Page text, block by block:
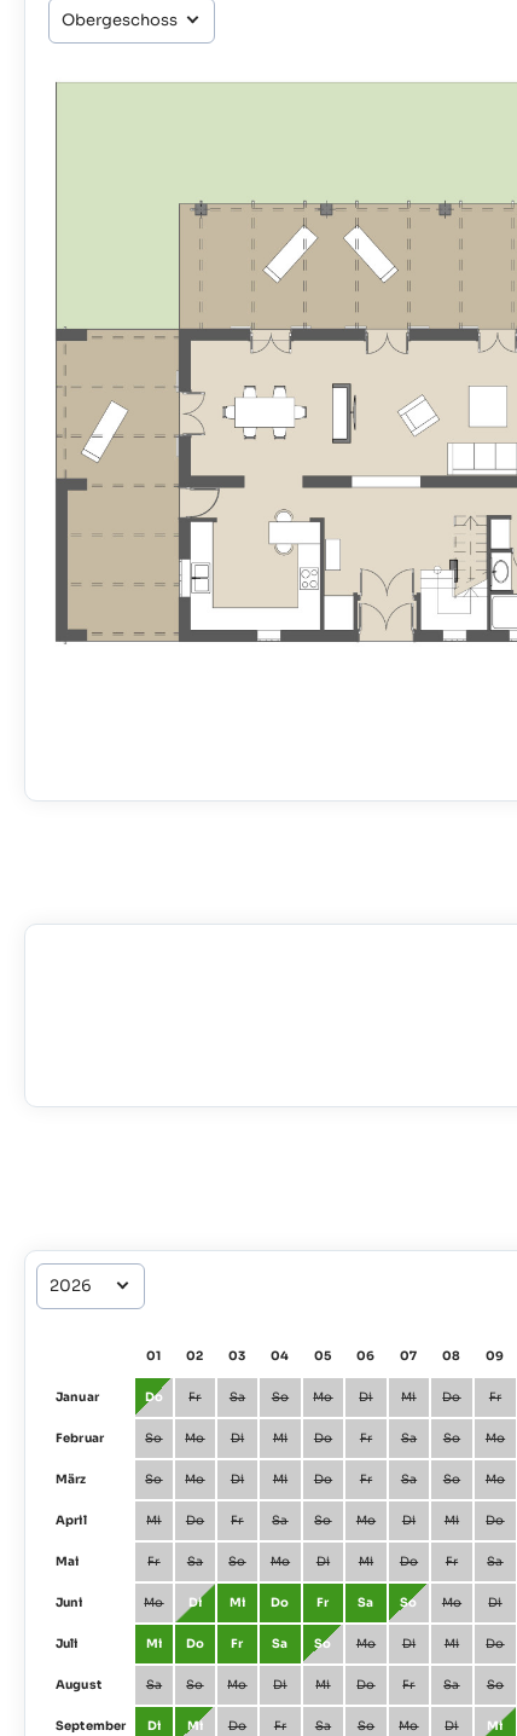
01 02 03 04 05 06 07 08 09
Januar Do Fr Sa So Mo Di Mi Do Fr
Februar So Mo Di Mi Do Fr Sa So Mo
März So Mo Di Mi Do Fr Sa So Mo
April Mi Do Fr Sa So Mo Di Mi Do
Mai Fr Sa So Mo Di Mi Do Fr Sa
Juni Mo Di Mi Do Fr Sa So Mo Di
Juli Mi Do Fr Sa So Mo Di Mi Do
August Sa So Mo Di Mi Do Fr Sa So
September Di Mi Do Fr Sa So Mo Di Mi